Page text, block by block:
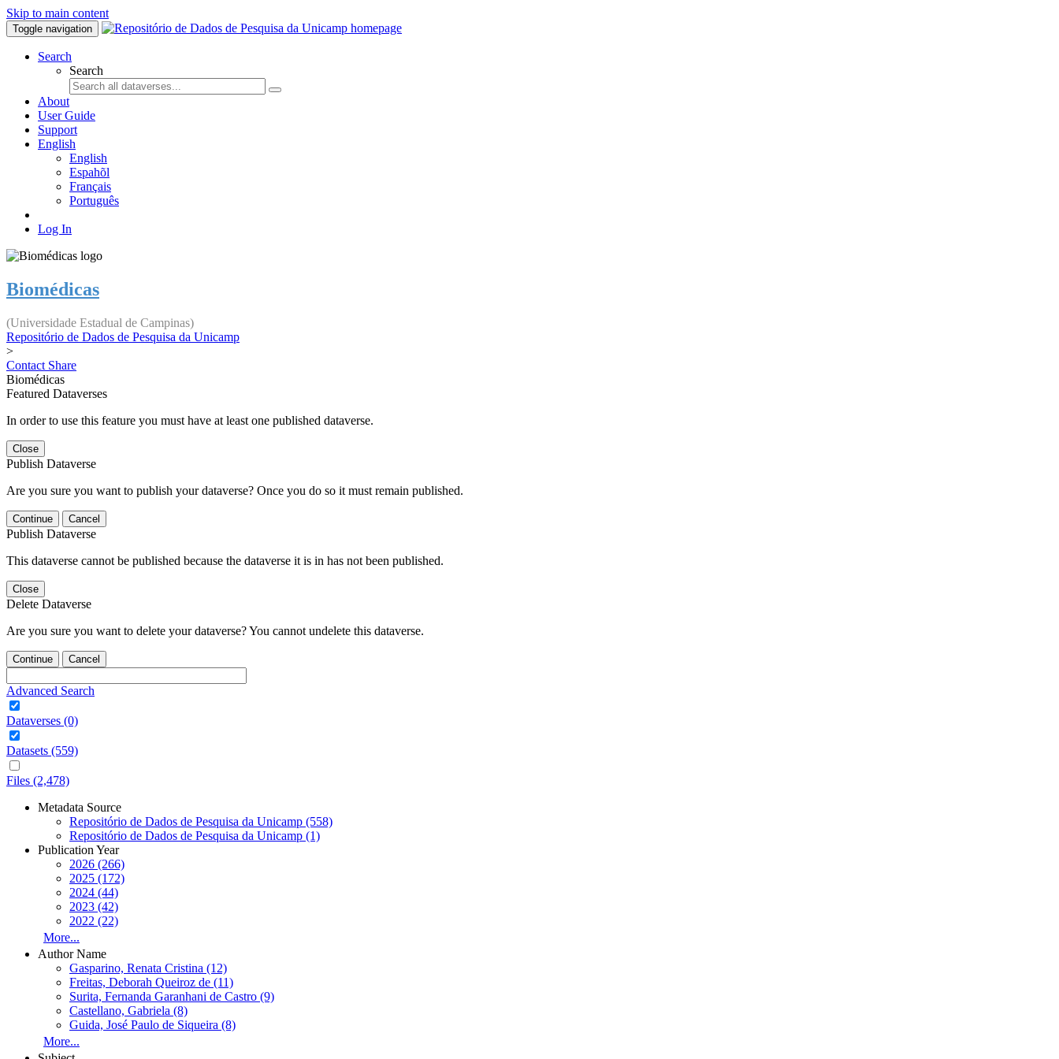
Skip to main content
Toggle navigation
Search
Search
About
User Guide
Support
English
English
Espahõl
Français
Português
Log In
Biomédicas
(Universidade Estadual de Campinas)
Repositório de Dados de Pesquisa da Unicamp
>
Contact Share
Biomédicas
Featured Dataverses
In order to use this feature you must have at least one published dataverse.
Close
Publish Dataverse
Are you sure you want to publish your dataverse? Once you do so it must remain published.
Continue Cancel
Publish Dataverse
This dataverse cannot be published because the dataverse it is in has not been published.
Close
Delete Dataverse
Are you sure you want to delete your dataverse? You cannot undelete this dataverse.
Continue Cancel
Advanced Search
Dataverses (0)
Datasets (559)
Files (2,478)
Metadata Source
Repositório de Dados de Pesquisa da Unicamp (558)
Repositório de Dados de Pesquisa da Unicamp (1)
Publication Year
2026 (266)
2025 (172)
2024 (44)
2023 (42)
2022 (22)
More...
Author Name
Gasparino, Renata Cristina (12)
Freitas, Deborah Queiroz de (11)
Surita, Fernanda Garanhani de Castro (9)
Castellano, Gabriela (8)
Guida, José Paulo de Siqueira (8)
More...